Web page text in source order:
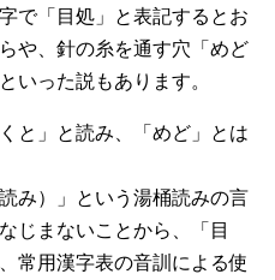
で「目処」と表記するとお
や、針の糸を通す穴「めど
いった説もあります。
と」と読み、「めど」とは
み）」という湯桶読みの言
じまないことから、「目
常用漢字表の音訓による使